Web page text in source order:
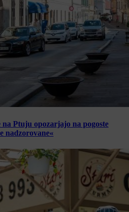
Ptuju opozarjajo na pogoste
nadzorovane«